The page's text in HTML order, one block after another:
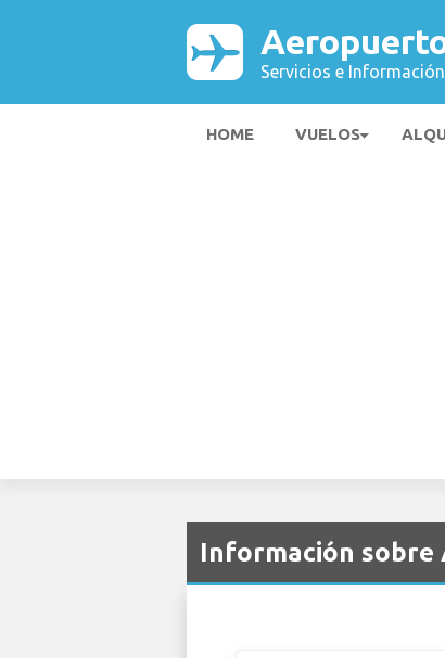
Servicios e
HOME VUELOS
Información sobre